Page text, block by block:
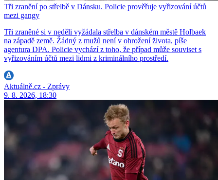
Tři zranění po střelbě v Dánsku. Policie prověřuje vyřizování účtů
mezi gangy
Tři zraněné si v neděli vyžádala střelba v dánském městě Holbaek
na západě země. Žádný z mužů není v ohrožení života, píše
agentura DPA. Policie vychází z toho, že případ může souviset s
vyřizováním účtů mezi lidmi z kriminálního prostředí.
Aktuálně.cz - Zprávy
9. 8. 2026, 18:30